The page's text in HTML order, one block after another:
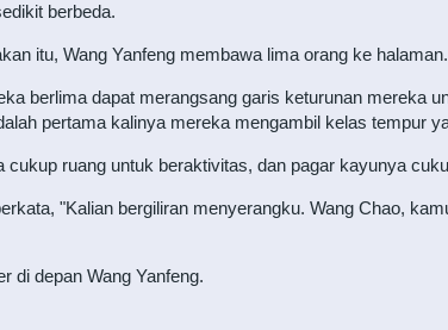
berbeda.
itu, Wang Yanfeng membawa lima orang ke halaman.
berlima dapat merangsang garis keturunan mereka
pertama kalinya mereka mengambil kelas tempur
ruang untuk beraktivitas, dan pagar kayunya
"Kalian bergiliran menyerangku. Wang Chao,
di depan Wang Yanfeng.